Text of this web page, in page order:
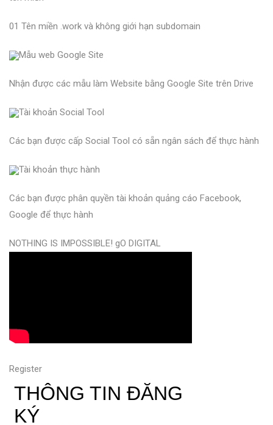
01 Tên miền .work và không giới hạn subdomain
Mẫu web Google Site
Nhận được các mẫu làm Website bằng Google Site trên Drive
Tài khoản Social Tool
Các bạn được cấp Social Tool có sẵn ngân sách để thực hành
Tài khoản thực hành
Các bạn được phân quyền tài khoản quảng cáo Facebook,
Google để thực hành
NOTHING IS IMPOSSIBLE! gO DIGITAL
Register